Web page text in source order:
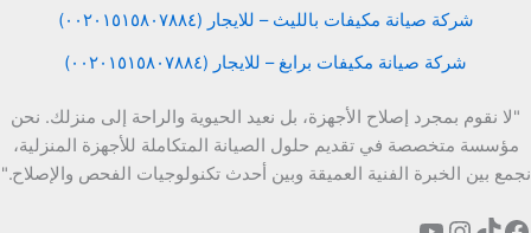
شركة صيانة مكيفات بالليث – للايجار (٠٠٢٠١٥١٥٨٠٧٨٨٤)
شركة صيانة مكيفات برابغ – للايجار (٠٠٢٠١٥١٥٨٠٧٨٨٤)
"لا نقوم بمجرد إصلاح الأجهزة، بل نعيد الحيوية والراحة إلى منزلك. نحن
مؤسسة متخصصة في تقديم حلول الصيانة المتكاملة للأجهزة المنزلية،
نجمع بين الخبرة الفنية العميقة وبين أحدث تكنولوجيات الفحص والإصلاح."